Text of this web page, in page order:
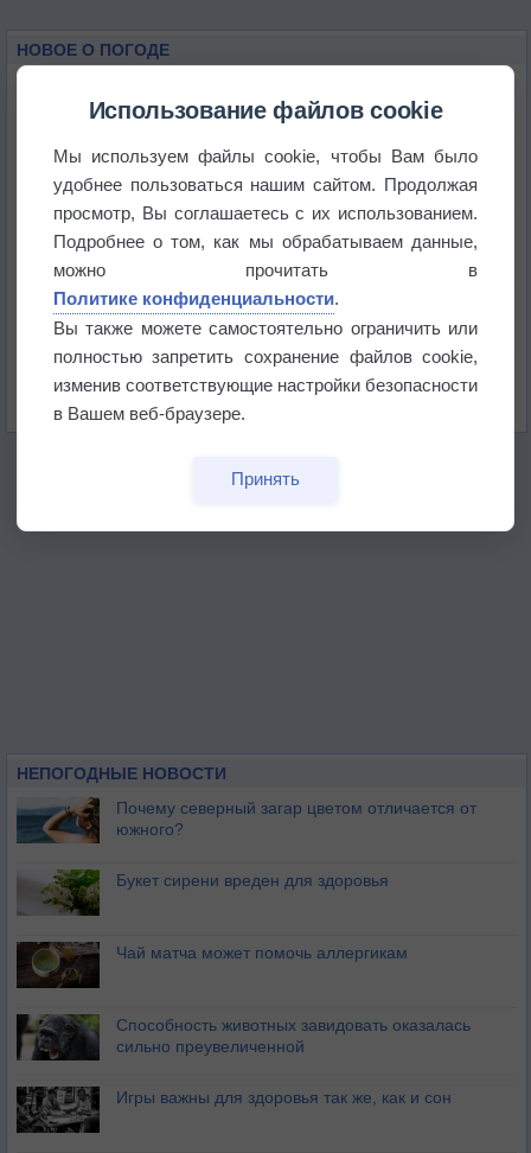
НОВОЕ О ПОГОДЕ
Приложение построит маршрут через тень
Атмосфера начала замерзать
В Приморье обнаружены морские волны тепла
бабочек
НЕПОГОДНЫЕ НОВОСТИ
Почему северный загар цветом отличается от
южного?
Букет сирени вреден для здоровья
Чай матча может помочь аллергикам
Способность животных завидовать оказалась
сильно преувеличенной
Игры важны для здоровья так же, как и сон
Использование файлов cookie
Мы используем файлы cookie, чтобы Вам было
удобнее пользоваться нашим сайтом. Продолжая
просмотр, Вы соглашаетесь с их использованием.
Подробнее о том, как мы обрабатываем данные,
можно прочитать в
Политике конфиденциальности.
Вы также можете самостоятельно ограничить или
полностью запретить сохранение файлов cookie,
изменив соответствующие настройки безопасности
в Вашем веб-браузере.
Принять